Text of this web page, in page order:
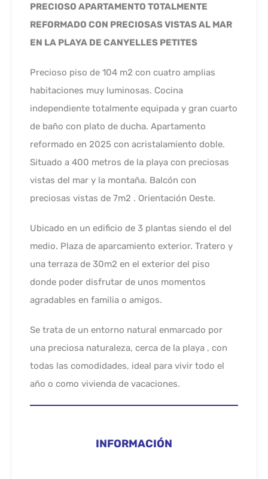
PRECIOSO APARTAMENTO TOTALMENTE
REFORMADO CON PRECIOSAS VISTAS AL MAR
EN LA PLAYA DE CANYELLES PETITES
Precioso piso de 104 m2 con cuatro amplias
habitaciones muy luminosas. Cocina
independiente totalmente equipada y gran cuarto
de baño con plato de ducha. Apartamento
reformado en 2025 con acristalamiento doble.
Situado a 400 metros de la playa con preciosas
vistas del mar y la montaña. Balcón con
preciosas vistas de 7m2 . Orientación Oeste.
Ubicado en un edificio de 3 plantas siendo el del
medio. Plaza de aparcamiento exterior. Tratero y
una terraza de 30m2 en el exterior del piso
donde poder disfrutar de unos momentos
agradables en familia o amigos.
Se trata de un entorno natural enmarcado por
una preciosa naturaleza, cerca de la playa , con
todas las comodidades, ideal para vivir todo el
año o como vivienda de vacaciones.
INFORMACIÓN